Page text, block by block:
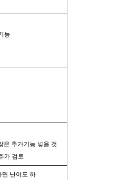
능
은 추가기능 넣을 것
가 검토
면 난이도 하